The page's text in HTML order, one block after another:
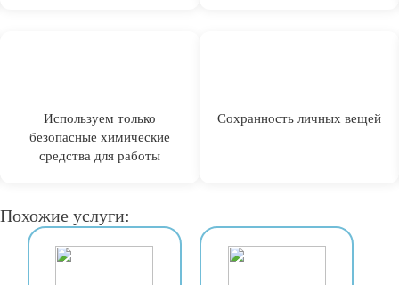
Используем только
безопасные химические
средства для работы
Сохранность личных вещей
Похожие услуги: